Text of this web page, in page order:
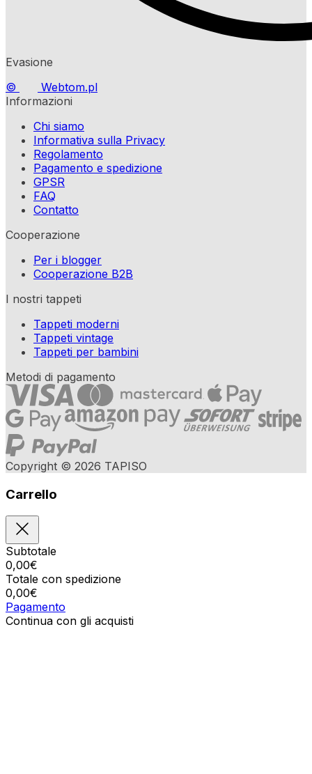
Evasione
©
Webtom.pl
Informazioni
Chi siamo
Informativa sulla Privacy
Regolamento
Pagamento e spedizione
GPSR
FAQ
Contatto
Cooperazione
Per i blogger
Cooperazione B2B
I nostri tappeti
Tappeti moderni
Tappeti vintage
Tappeti per bambini
Metodi di pagamento
Copyright © 2026 TAPISO
Carrello
Subtotale
0,00€
Totale con spedizione
0,00€
Pagamento
Continua con gli acquisti